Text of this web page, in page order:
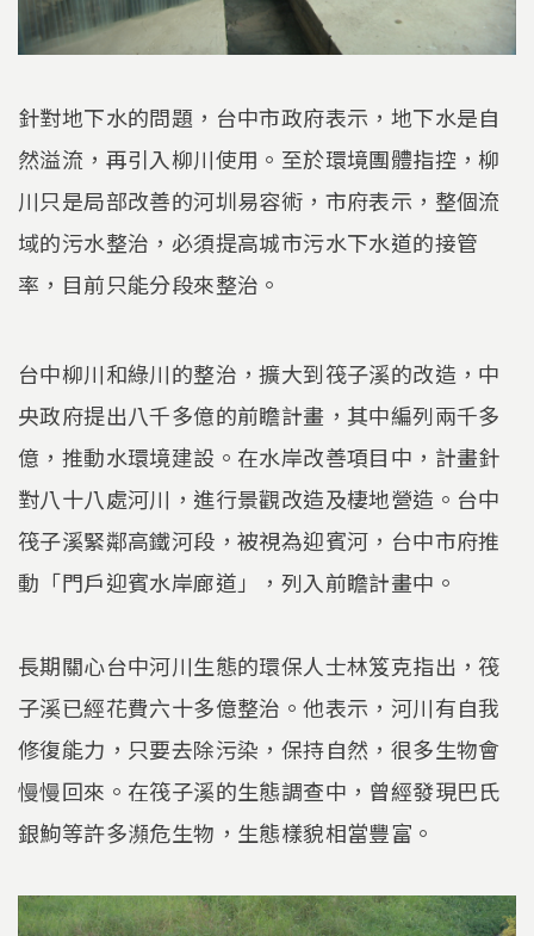
針對地下水的問題，台中市政府表示，地下水是自
然溢流，再引入柳川使用。至於環境團體指控，柳
川只是局部改善的河圳易容術，市府表示，整個流
域的污水整治，必須提高城市污水下水道的接管
率，目前只能分段來整治。
台中柳川和綠川的整治，擴大到筏子溪的改造，中
央政府提出八千多億的前瞻計畫，其中編列兩千多
億，推動水環境建設。在水岸改善項目中，計畫針
對八十八處河川，進行景觀改造及棲地營造。台中
筏子溪緊鄰高鐵河段，被視為迎賓河，台中市府推
動「門戶迎賓水岸廊道」，列入前瞻計畫中。
長期關心台中河川生態的環保人士林笈克指出，筏
子溪已經花費六十多億整治。他表示，河川有自我
修復能力，只要去除污染，保持自然，很多生物會
慢慢回來。在筏子溪的生態調查中，曾經發現巴氏
銀鮈等許多瀕危生物，生態樣貌相當豐富。